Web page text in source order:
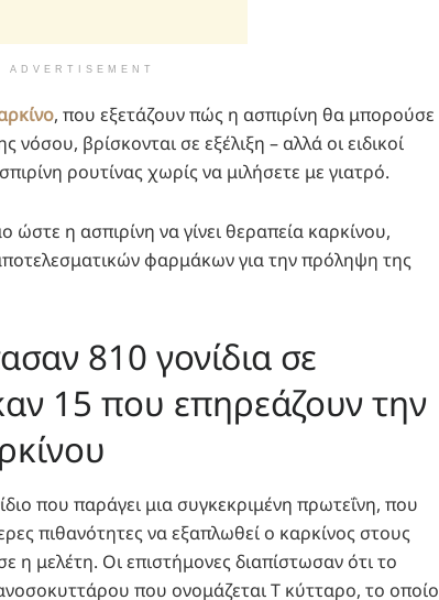
ADVERTISEMENT
, που εξετάζουν πώς η ασπιρίνη θα μπορούσε
νόσου, βρίσκονται σε εξέλιξη – αλλά οι ειδικοί
ρουτίνας χωρίς να μιλήσετε με γιατρό.
ώστε η ασπιρίνη να γίνει θεραπεία καρκίνου,
φαρμάκων για την πρόληψη της
810 γονίδια σε
15 που επηρεάζουν την
που παράγει μια συγκεκριμένη πρωτεΐνη, που
πιθανότητες να εξαπλωθεί ο καρκίνος στους
η μελέτη. Οι επιστήμονες διαπίστωσαν ότι το
που ονομάζεται Τ κύτταρο, το οποίο